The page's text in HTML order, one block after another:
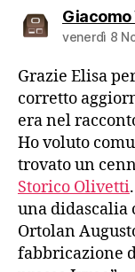
Giacomo
venerdì 8
Grazie Elisa
corretto
era nel
Ho voluto
trovato un
Storico Olivetti
una didascalia
Ortolan
fabbricazione